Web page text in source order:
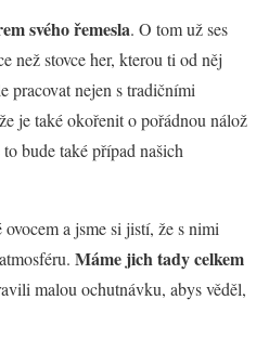
svého řemesla. O tom už ses
než stovce her, kterou ti od něj
pracovat nejen s tradičními
je také okořenit o pořádnou nálož
bude také případ našich
a jsme si jistí, že s nimi
Máme jich tady celkem
malou ochutnávku, abys věděl,